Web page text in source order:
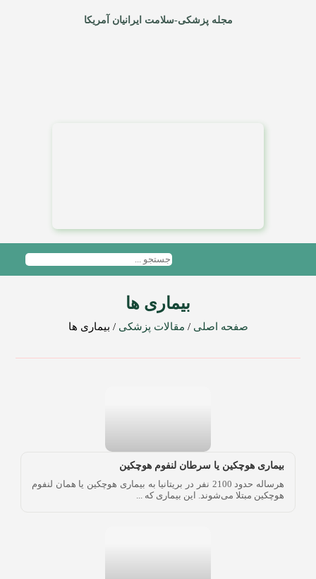
مجله پزشکی-سلامت ایرانیان آمریکا
بیماری ها
صفحه اصلی / مقالات پزشکی / بیماری ها
بیماری هوچکین یا سرطان لنفوم هوچکین
هرساله حدود 2100 نفر در بریتانیا به بیماری هوچکین یا همان لنفوم
هوچکین مبتلا می‌شوند. این بیماری که ...